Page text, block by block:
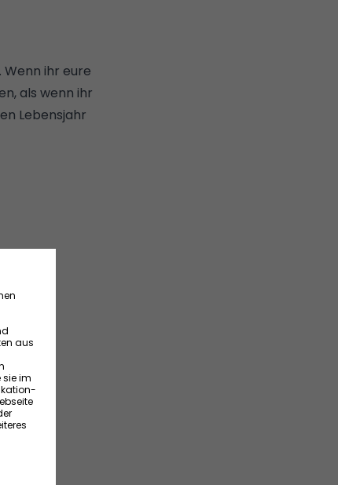
ihr eure
als wenn ihr
Lebensjahr